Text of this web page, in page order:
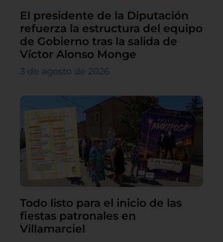
El presidente de la Diputación
refuerza la estructura del equipo
de Gobierno tras la salida de
Víctor Alonso Monge
3 de agosto de 2026
Todo listo para el inicio de las
fiestas patronales en
Villamarciel